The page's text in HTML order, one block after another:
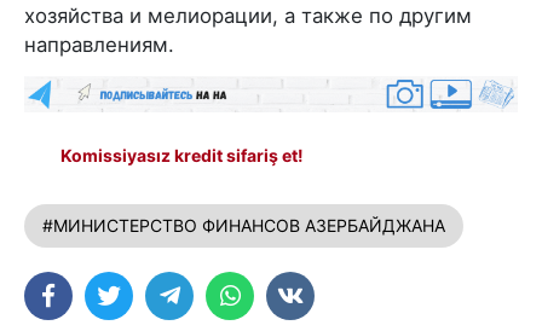
хозяйства и мелиорации, а также по другим
направлениям.
Komissiyasız kredit sifariş et!
#МИНИСТЕРСТВО ФИНАНСОВ АЗЕРБАЙДЖАНА